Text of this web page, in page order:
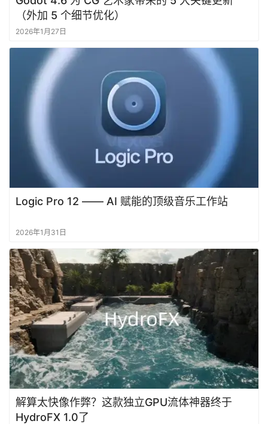
（外加 5 个细节优化）
2026年1月27日
Logic Pro 12 —— AI 赋能的顶级音乐工作站
2026年1月31日
解算太快像作弊？这款独立GPU流体神器终于
HydroFX 1.0了